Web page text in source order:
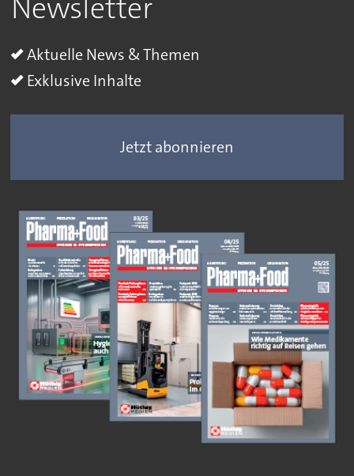
Newsletter
Aktuelle News & Themen
Exklusive Inhalte
Jetzt abonnieren